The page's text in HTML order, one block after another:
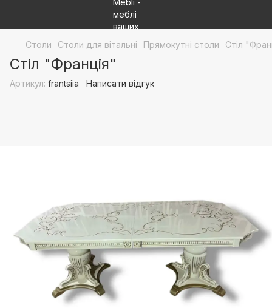
Столи Столи для вітальні Прямокутні столи Стіл
Стіл "Франція"
Артикул: frantsiia Написати відгук